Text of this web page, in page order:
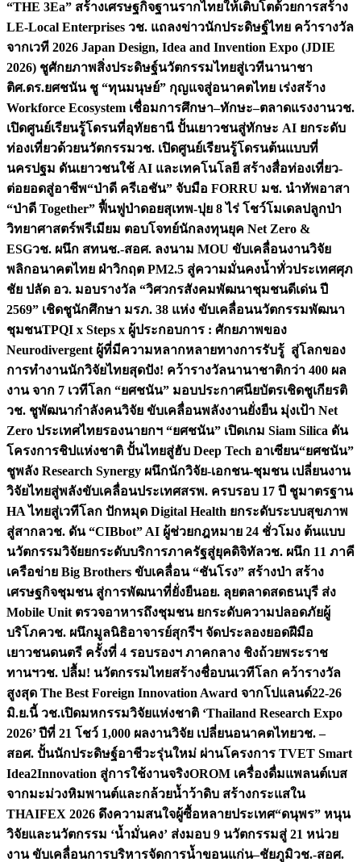
“THE 3Ea” สร้างเศรษฐกิจฐานรากไทยให้เติบโตด้วยการสร้าง
LE-Local Enterprises วช. แถลงข่าวนักประดิษฐ์ไทย คว้ารางวัล
จากเวที 2026 Japan Design, Idea and Invention Expo (JDIE
2026) ชูศักยภาพสิ่งประดิษฐ์นวัตกรรมไทยสู่เวทีนานาชา
ติศ.ดร.ยศชนัน ชู “ทุนมนุษย์” กุญแจสู่อนาคตไทย เร่งสร้าง
Workforce Ecosystem เชื่อมการศึกษา–ทักษะ–ตลาดแรงงานวช.
เปิดศูนย์เรียนรู้โดรนที่อุทัยธานี ปั้นเยาวชนสู่ทักษะ AI ยกระดับ
ท่องเที่ยวด้วยนวัตกรรมวช. เปิดศูนย์เรียนรู้โดรนต้นแบบที่
นครปฐม ดันเยาวชนใช้ AI และเทคโนโลยี สร้างสื่อท่องเที่ยว-
ต่อยอดสู่อาชีพ“ป่าดี ครีเอชัน” จับมือ FORRU มช. นำทัพอาสา
“ป่าดี Together” ฟื้นฟูป่าดอยสุเทพ-ปุย 8 ไร่ โชว์โมเดลปลูกป่า
วิทยาศาสตร์พรีเมียม ตอบโจทย์นักลงทุนยุค Net Zero &
ESGวช. ผนึก สทนช.-สอศ. ลงนาม MOU ขับเคลื่อนงานวิจัย
พลิกอนาคตไทย ฝ่าวิกฤต PM2.5 สู่ความมั่นคงน้ำทั่วประเทศศุภ
ชัย ปลัด อว. มอบรางวัล “วิศวกรสังคมพัฒนาชุมชนดีเด่น ปี
2569” เชิดชูนักศึกษา มรภ. 38 แห่ง ขับเคลื่อนนวัตกรรมพัฒนา
ชุมชนTPQI x Steps x ผู้ประกอบการ : ศักยภาพของ
Neurodivergent ผู้ที่มีความหลากหลายทางการรับรู้ สู่โลกของ
การทำงานนักวิจัยไทยสุดปัง! คว้ารางวัลนานาชาติกว่า 400 ผล
งาน จาก 7 เวทีโลก “ยศชนัน” มอบประกาศนียบัตรเชิดชูเกียรติ
วช. ชูพัฒนากำลังคนวิจัย ขับเคลื่อนพลังงานยั่งยืน มุ่งเป้า Net
Zero ประเทศไทยรองนายกฯ “ยศชนัน” เปิดเกม Siam Silica ดัน
โครงการชิปแห่งชาติ ปั้นไทยสู่ฮับ Deep Tech อาเซียน“ยศชนัน”
ชูพลัง Research Synergy ผนึกนักวิจัย-เอกชน-ชุมชน เปลี่ยนงาน
วิจัยไทยสู่พลังขับเคลื่อนประเทศสรพ. ครบรอบ 17 ปี ชูมาตรฐาน
HA ไทยสู่เวทีโลก ปักหมุด Digital Health ยกระดับระบบสุขภาพ
สู่สากลวช. ดัน “CIBbot” AI ผู้ช่วยกฎหมาย 24 ชั่วโมง ต้นแบบ
นวัตกรรมวิจัยยกระดับบริการภาครัฐสู่ยุคดิจิทัลวช. ผนึก 11 ภาคี
เครือข่าย Big Brothers ขับเคลื่อน “ชันโรง” สร้างป่า สร้าง
เศรษฐกิจชุมชน สู่การพัฒนาที่ยั่งยืนอย. ลุยตลาดสดธนบุรี ส่ง
Mobile Unit ตรวจอาหารถึงชุมชน ยกระดับความปลอดภัยผู้
บริโภควช. ผนึกมูลนิธิอาจารย์สุกรีฯ จัดประลองยอดฝีมือ
เยาวชนดนตรี ครั้งที่ 4 รอบรองฯ ภาคกลาง ชิงถ้วยพระราช
ทานฯวช. ปลื้ม! นวัตกรรมไทยสร้างชื่อบนเวทีโลก คว้ารางวัล
สูงสุด The Best Foreign Innovation Award จากโปแลนด์22-26
มิ.ย.นี้ วช.เปิดมหกรรมวิจัยแห่งชาติ ‘Thailand Research Expo
2026’ ปีที่ 21 โชว์ 1,000 ผลงานวิจัย เปลี่ยนอนาคตไทยวช. –
สอศ. ปั้นนักประดิษฐ์อาชีวะรุ่นใหม่ ผ่านโครงการ TVET Smart
Idea2Innovation สู่การใช้งานจริงOROM เครื่องดื่มแพลนต์เบส
จากมะม่วงหิมพานต์และกล้วยน้ำว้าดิบ สร้างกระแสใน
THAIFEX 2026 ดึงความสนใจผู้ซื้อหลายประเทศ“ดนุพร” หนุน
วิจัยและนวัตกรรม ‘น้ำมั่นคง’ ส่งมอบ 9 นวัตกรรมสู่ 21 หน่วย
งาน ขับเคลื่อนการบริหารจัดการน้ำขอนแก่น–ชัยภูมิวช.-สอศ.